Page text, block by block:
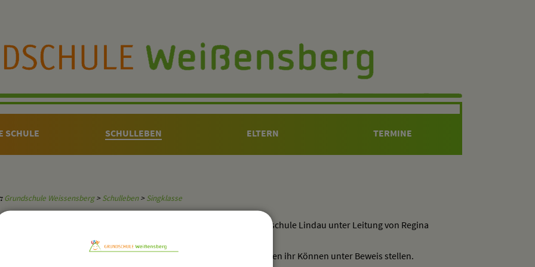
SCHULE SCHULLEBEN ELTERN TERMINE
Grundschule Weissensberg>Schulleben>Singklasse
nachmittags findet in unserer Schule die Singklasse der Musikschule Lindau unter Leitung von Regina
spielerisch ans Singen herangeführt und können bei Auftritten ihr Können unter Beweis stellen.